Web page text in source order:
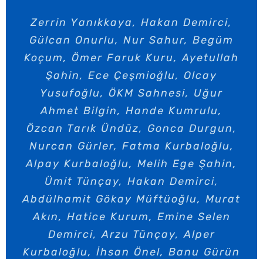
Zerrin Yanıkkaya, Hakan Demirci,
Gülcan Onurlu, Nur Sahur, Begüm
Koçum, Ömer Faruk Kuru, Ayetullah
Şahin, Ece Çeşmioğlu, Olcay
Yusufoğlu, ÖKM Sahnesi, Uğur
Ahmet Bilgin, Hande Kumrulu,
Özcan Tarık Ündüz, Gonca Durgun,
Nurcan Gürler, Fatma Kurbaloğlu,
Alpay Kurbaloğlu, Melih Ege Şahin,
Ümit Tünçay, Hakan Demirci,
Abdülhamit Gökay Müftüoğlu, Murat
Akın, Hatice Kurum, Emine Selen
Demirci, Arzu Tünçay, Alper
Kurbaloğlu, İhsan Önel, Banu Gürün
Cüneyt Türkeri, Sedef Küçükaltun,
Sinan Aydoğdu, Gürbüz Aydoğdu,
Derin Fatma Birgin, Baysan Pamay,
Jale Deniz, Melis Kundakçı, Rabia
Sultan Düzenli, Özkan Karaman,
Umut Devrim Özbideciler, Güler
Özbideciler, Kayhan Berkin, Nevra
Tüfekçi, Mehmet Baba, Ahmet Baba,
Murat Mahmutyazıcıoğlu, Kerim
Urun, Serdar Akman, Atiye Akman,
Selin Kurt, Dilek Uludağ Alkaya
,Gürkan Kasal, Elif Marangoz, Fikret
Kasal, Zekeriya Yılmaz, Tülay Şen,
Halit Aytekin, Can Başak, İlknur
Hasan Arslan, Ufuk Yıldırım, Cansu
Kurgun, Sermet Yeşil, Süleyman
Kuzu, Esin Yüksel, Derya Kösecioğlu,
Atalay Taşdiken, Selen Altıntaş,
Müfit Aytekin, Merve Girgin, Müfit
Aytekin Atölye, Arda Öztürk Zeynep
Ekin Öner, Gülşen Altun, Gülsen
Berkin, Pars Çınar, Şirin Kıyıcı, Çağıl
Ener, Hira Tekindor, Nurten Erkek,
Işıl Akyol, Berna Pomak, Sinan
Boztaş, İpek Ruhnaz Üstüner,
Mukadder Hamarat, Işıdan Şahin,
Öznur Erol, Ebru Nihan Celkan,
Ferhan Sağın, Fusun Yılmazer,